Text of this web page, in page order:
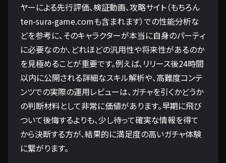
ヤーによる先行評価、検証動画、攻略サイト（もちろん
ten-sura-game.comも含まれます）での性能分析な
どを参考に、そのキャラクターが本当に自身のパーティ
に必要なのか、どれほどの汎用性や将来性があるのか
を見極めることが重要です。例えば、リリース後24時間
以内に公開される詳細なスキル解析や、高難度コンテ
ンツでの実際の運用レビューは、ガチャを引くかどうか
の判断材料として非常に価値があります。早期に飛び
ついて後悔するよりも、少し待って確実な情報を得て
から決断する方が、結果的に満足度の高いガチャ体験
に繋がります。